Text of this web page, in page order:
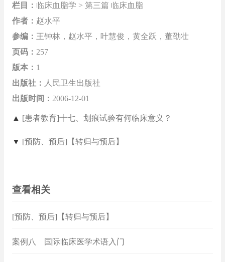
栏目： 临床血脂学 > 第三篇 临床血脂
作者： 赵水平
参编： 王钟林，赵水平，叶慧俊，黄全跃，董劭壮
页码： 257
版本： 1
出版社： 人民卫生出版社
出版时间： 2006-12-01
▲ [患者教育]十七、划痕试验有何临床意义？
▼ [预防、预后]【转归与预后】
查看相关
[预防、预后]【转归与预后】
案例八 国际临床医学术语入门